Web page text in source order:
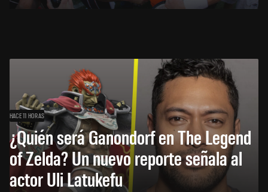
HACE 11 HORAS
¿Quién será Ganondorf en The Legend
of Zelda? Un nuevo reporte señala al
actor Uli Latukefu